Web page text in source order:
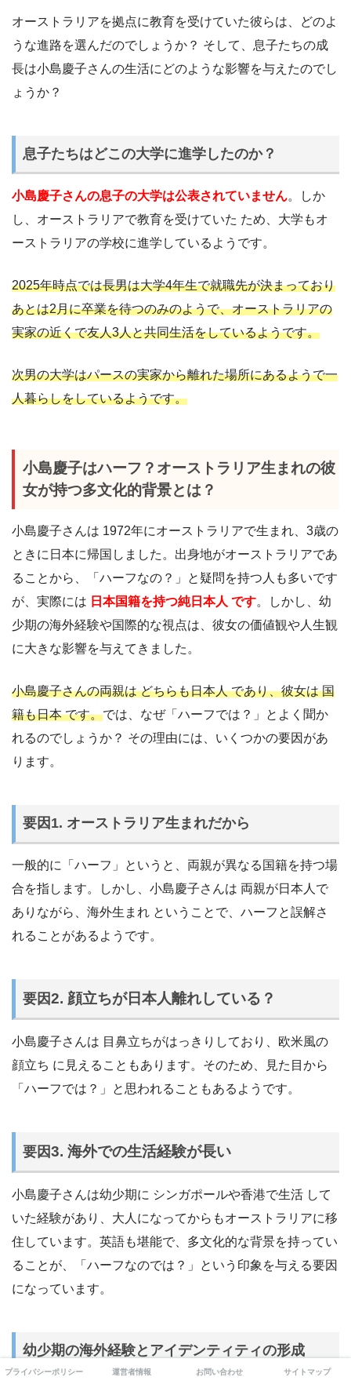
オーストラリアを拠点に教育を受けていた彼らは、どのよ
うな進路を選んだのでしょうか？ そして、息子たちの成
長は小島慶子さんの生活にどのような影響を与えたのでし
ょうか？
息子たちはどこの大学に進学したのか？
小島慶子さんの息子の大学は公表されていません。しか
し、オーストラリアで教育を受けていた ため、大学もオ
ーストラリアの学校に進学しているようです。
2025年時点では長男は大学4年生で就職先が決まっており
あとは2月に卒業を待つのみのようで、オーストラリアの
実家の近くで友人3人と共同生活をしているようです。
次男の大学はパースの実家から離れた場所にあるようで一
人暮らしをしているようです。
小島慶子はハーフ？オーストラリア生まれの彼
女が持つ多文化的背景とは？
小島慶子さんは 1972年にオーストラリアで生まれ、3歳の
ときに日本に帰国しました。出身地がオーストラリアであ
ることから、「ハーフなの？」と疑問を持つ人も多いです
が、実際には 日本国籍を持つ純日本人 です。しかし、幼
少期の海外経験や国際的な視点は、彼女の価値観や人生観
に大きな影響を与えてきました。
小島慶子さんの両親は どちらも日本人 であり、彼女は 国
籍も日本 です。では、なぜ「ハーフでは？」とよく聞か
れるのでしょうか？ その理由には、いくつかの要因があ
ります。
要因1. オーストラリア生まれだから
一般的に「ハーフ」というと、両親が異なる国籍を持つ場
合を指します。しかし、小島慶子さんは 両親が日本人で
ありながら、海外生まれ ということで、ハーフと誤解さ
れることがあるようです。
要因2. 顔立ちが日本人離れしている？
小島慶子さんは 目鼻立ちがはっきりしており、欧米風の
顔立ち に見えることもあります。そのため、見た目から
「ハーフでは？」と思われることもあるようです。
要因3. 海外での生活経験が長い
小島慶子さんは幼少期に シンガポールや香港で生活 して
いた経験があり、大人になってからもオーストラリアに移
住しています。英語も堪能で、多文化的な背景を持ってい
ることが、「ハーフなのでは？」という印象を与える要因
になっています。
幼少期の海外経験とアイデンティティの形成
プライバシーポリシー 運営者情報 お問い合わせ サイトマップ